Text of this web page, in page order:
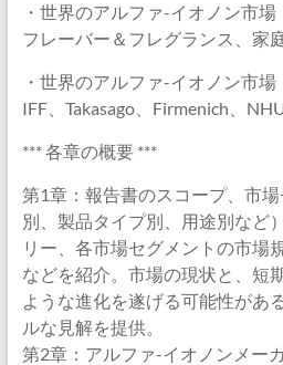
・世界のアルファ-イオノン市場
フレーバー＆フレグランス、家
・世界のアルファ-イオノン市場
IFF、Takasago、Firmenich、
*** 各章の概要 ***
第1章：報告書のスコープ、市
別、製品タイプ別、用途別など
リー、各市場セグメントの市場
などを紹介。市場の現状と、短
ような進化を遂げる可能性があ
ルな見解を提供。
第2章：アルファ-イオノンメー